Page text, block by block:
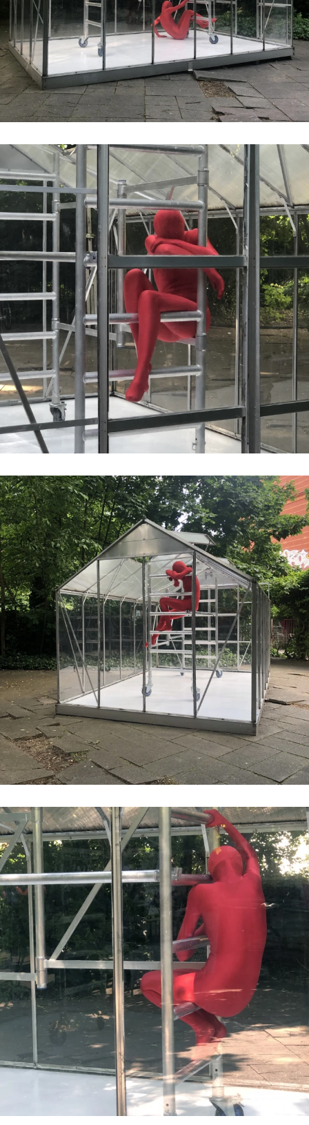
#2 | 2023 Justina Los
#1 | 2023 Daniel Hölzl
#0 | 2023 Umbau
//related to transition
#7 | 2022 Hannah Rath
#6 | 2022 Max Brück - Projectspacefestival
#5 | 2022 Shelley Odradek
#4 | 2022 Constantin Hartenstein
#3 | 2022 Maulwerker & Steffi Weismann
#2 | 2022 Anna Bochkova
#1 | 2022 Christophe Constantin
//related to limit
#8 | 2021 Michael A. Robinson
#7 | 2021 Stefano Comensoli_Nicolò Colciago
#6 | 2021 Renata Rara Kaminska
#5 | 2021 Birgit Schlieps
#4 | 2021 Ruth Baettig
#3 | 2021 Peter Welz
#2 | 2021 Sêma Bekirović
#1 | 2021 RCO
//related to construction
#7 | 2020 Marten Schech
#6 | 2020 Monika Grzymala
#5 | 2020 Gaby Taplick
#4 | 2020 Jason Gringler
#3 | 2020 Lucio Auri
#2 | 2020 Patricia Sandonis
#1 | 2020 Florian Neufeldt
//related to time
#6 | 2019 Christian Gode
#5 | 2018 Ulrike Mohr
#4 | 2018 Ilona Kálnoky
#3 | 2018 Markus Wirthmann
#2 | 2018 Nadja Schöllhammer
#1 | 2018 Christof Zwiener
//related to nature
#5 | 2017 Dorte Visby
#4 | 2017 Henry Stöcker
#3 | 2017 Marianne Jørgensen
#2 | 2017 Elisabeth Sonneck